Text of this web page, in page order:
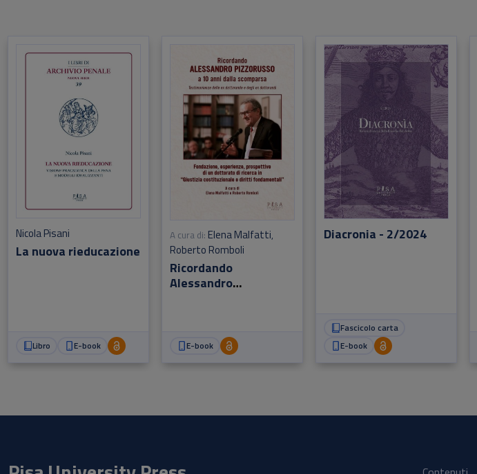
La nuova rieducazione
Nicola Pisani
Libro E-book
Ricordando
Alessandro
A cura di: Elena Malfatti,
Roberto Romboli
E-book
Diacronia - 2/2024
Fascicolo carta
E-book